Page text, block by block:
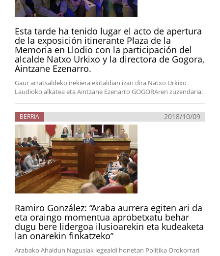
Esta tarde ha tenido lugar el acto de apertura
de la exposición itinerante Plaza de la
Memoria en Llodio con la participación del
alcalde Natxo Urkixo y la directora de Gogora,
Aintzane Ezenarro.
Gaur arratsaldeko irekiera ekitaldian izan dira Natxo Urkixo
Laudioko alkatea eta Aintzane Ezenarro GOGORAren zuzendaria.
BERRIA 2018/10/09
Ramiro González: “Araba aurrera egiten ari da
eta oraingo momentua aprobetxatu behar
dugu bere lidergoa ilusioarekin eta kudeaketa
lan onarekin finkatzeko”
Arabako Ahaldun Nagusiak legealdi honetan Politika Orokorrari